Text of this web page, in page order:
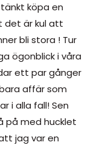
köpa en
det är kul att
bli stora ! Tur
ögonblick i våra
ett par gånger
affär som
i alla fall! Sen
på med hucklet
jag var en